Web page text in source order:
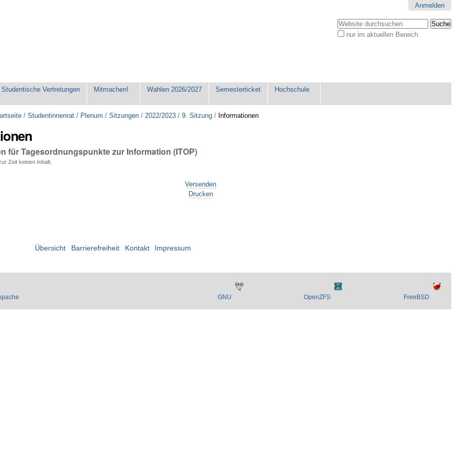
Anmelden
Website durchsuchen
nur im aktuellen Bereich
Studentische Vertretungen Mitmachen! Wahlen 2026/2027 Semesterticket Hochschule
/Studentinnenrat / Plenum /Sitzungen /2022/2023 /9. Sitzung / Informationen
für Tagesordnungspunkte zur Information (ITOP)
Zeit keinen Inhalt.
Versenden
Drucken
Übersicht Barrierefreiheit Kontakt Impressum
GNU OpenZFS FreeBSD